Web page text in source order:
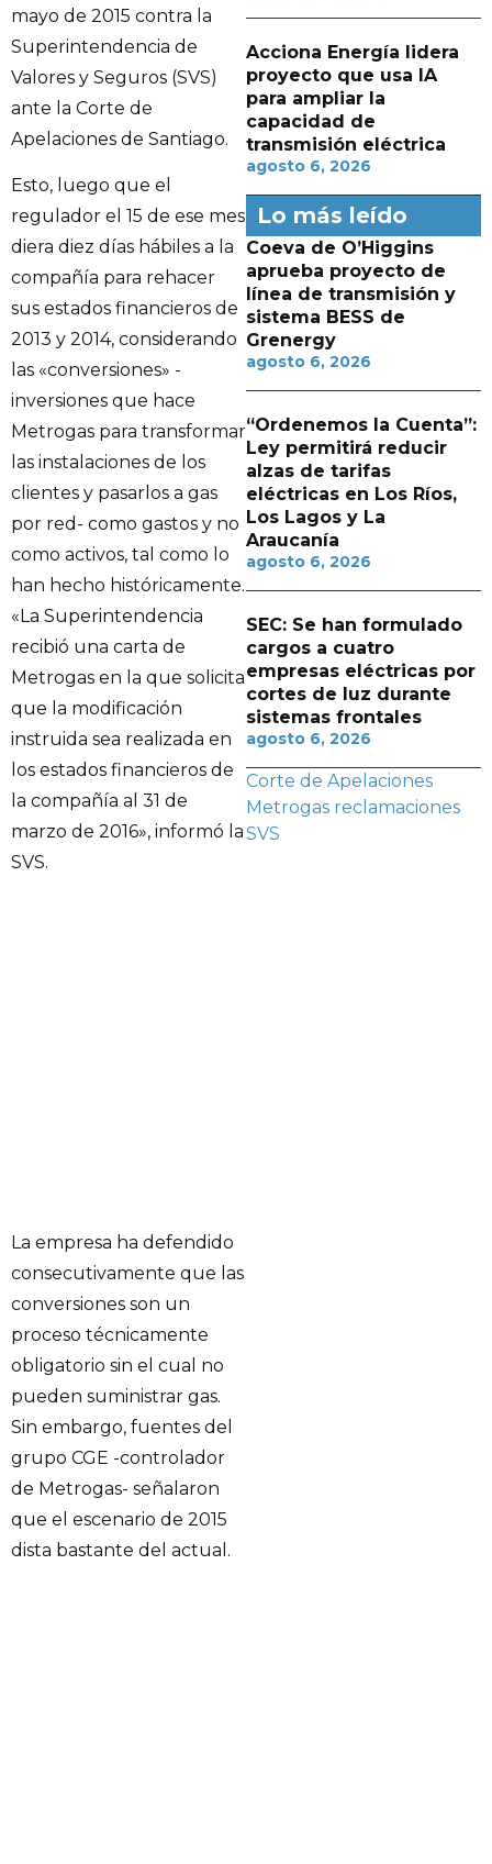
mayo de 2015 contra la
Superintendencia de
Valores y Seguros (SVS)
ante la Corte de
Apelaciones de Santiago.
Esto, luego que el
regulador el 15 de ese mes
diera diez días hábiles a la
compañía para rehacer
sus estados financieros de
2013 y 2014, considerando
las «conversiones» -
inversiones que hace
Metrogas para transformar
las instalaciones de los
clientes y pasarlos a gas
por red- como gastos y no
como activos, tal como lo
han hecho históricamente.
«La Superintendencia
recibió una carta de
Metrogas en la que solicita
que la modificación
instruida sea realizada en
los estados financieros de
la compañía al 31 de
marzo de 2016», informó la
SVS.
La empresa ha defendido
consecutivamente que las
conversiones son un
proceso técnicamente
obligatorio sin el cual no
pueden suministrar gas.
Sin embargo, fuentes del
grupo CGE -controlador
de Metrogas- señalaron
que el escenario de 2015
dista bastante del actual.
Acciona Energía lidera
proyecto que usa IA
para ampliar la
capacidad de
transmisión eléctrica
agosto 6, 2026
Lo más leído
Coeva de O’Higgins
aprueba proyecto de
línea de transmisión y
sistema BESS de
Grenergy
agosto 6, 2026
“Ordenemos la Cuenta”:
Ley permitirá reducir
alzas de tarifas
eléctricas en Los Ríos,
Los Lagos y La
Araucanía
agosto 6, 2026
SEC: Se han formulado
cargos a cuatro
empresas eléctricas por
cortes de luz durante
sistemas frontales
agosto 6, 2026
Corte de Apelaciones
Metrogas reclamaciones
SVS